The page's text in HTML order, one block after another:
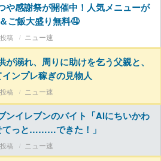
や感謝祭が開催中！人気メニューが
ご飯大盛り無料🤤
ニュー速
が溺れ、周りに助けを乞う父親と、
ンプレ稼ぎの見物人
ニュー速
ンイレブンのバイト「AIにちいかわ
てっと………できた！」
ニュー速